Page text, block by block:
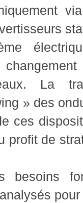
La
» des
ces
profit de
besoins